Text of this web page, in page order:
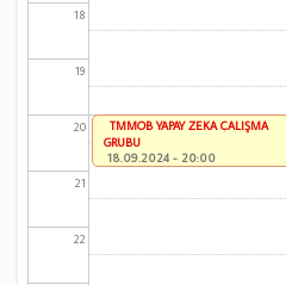
18
19
20
21
22
TMMOB YAPAY ZEKA ÇALIŞMA
GRUBU
18.09.2024 - 20:00